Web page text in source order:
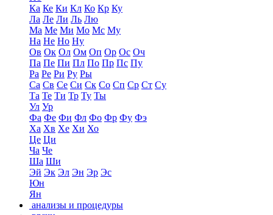
Ка Ке Ки Кл Ко Кр Ку
Ла Ле Ли Ль Лю
Ма Ме Ми Мо Мс Му
На Не Но Ну
Ов Ок Ол Ом Оп Ор Ос Оч
Па Пе Пи Пл По Пр Пс Пу
Ра Ре Ри Ру Ры
Са Св Се Си Ск Со Сп Ср Ст Су
Та Те Ти Тр Ту Ты
Ул Ур
Фа Фе Фи Фл Фо Фр Фу Фэ
Ха Хв Хе Хи Хо
Це Ци
Ча Че
Ша Ши
Эй Эк Эл Эн Эр Эс
Юн
Ян
анализы и процедуры